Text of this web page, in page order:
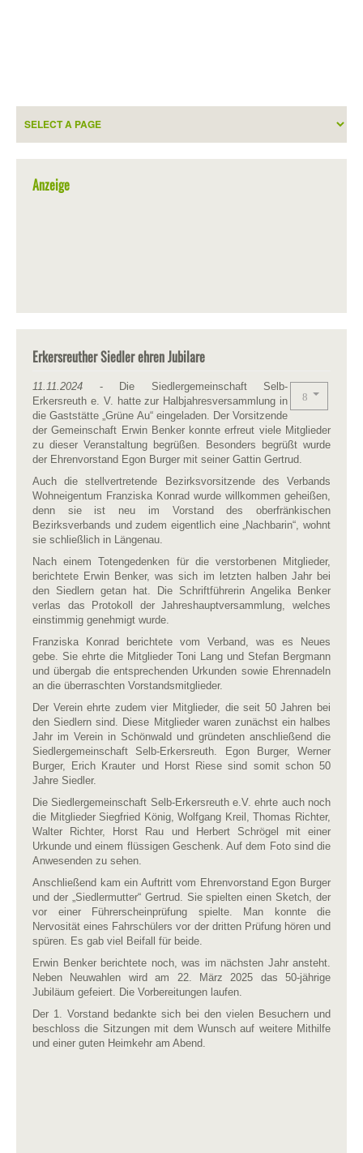
Anzeige
Erkersreuther Siedler ehren Jubilare
11.11.2024 - Die Siedlergemeinschaft Selb-
Erkersreuth e. V. hatte zur Halbjahresversammlung in
die Gaststätte „Grüne Au“ eingeladen. Der Vorsitzende
der Gemeinschaft Erwin Benker konnte erfreut viele Mitglieder
zu dieser Veranstaltung begrüßen. Besonders begrüßt wurde
der Ehrenvorstand Egon Burger mit seiner Gattin Gertrud.
Auch die stellvertretende Bezirksvorsitzende des Verbands
Wohneigentum Franziska Konrad wurde willkommen geheißen,
denn sie ist neu im Vorstand des oberfränkischen
Bezirksverbands und zudem eigentlich eine „Nachbarin“, wohnt
sie schließlich in Längenau.
Nach einem Totengedenken für die verstorbenen Mitglieder,
berichtete Erwin Benker, was sich im letzten halben Jahr bei
den Siedlern getan hat. Die Schriftführerin Angelika Benker
verlas das Protokoll der Jahreshauptversammlung, welches
einstimmig genehmigt wurde.
Franziska Konrad berichtete vom Verband, was es Neues
gebe. Sie ehrte die Mitglieder Toni Lang und Stefan Bergmann
und übergab die entsprechenden Urkunden sowie Ehrennadeln
an die überraschten Vorstandsmitglieder.
Der Verein ehrte zudem vier Mitglieder, die seit 50 Jahren bei
den Siedlern sind. Diese Mitglieder waren zunächst ein halbes
Jahr im Verein in Schönwald und gründeten anschließend die
Siedlergemeinschaft Selb-Erkersreuth. Egon Burger, Werner
Burger, Erich Krauter und Horst Riese sind somit schon 50
Jahre Siedler.
Die Siedlergemeinschaft Selb-Erkersreuth e.V. ehrte auch noch
die Mitglieder Siegfried König, Wolfgang Kreil, Thomas Richter,
Walter Richter, Horst Rau und Herbert Schrögel mit einer
Urkunde und einem flüssigen Geschenk. Auf dem Foto sind die
Anwesenden zu sehen.
Anschließend kam ein Auftritt vom Ehrenvorstand Egon Burger
und der „Siedlermutter“ Gertrud. Sie spielten einen Sketch, der
vor einer Führerscheinprüfung spielte. Man konnte die
Nervosität eines Fahrschülers vor der dritten Prüfung hören und
spüren. Es gab viel Beifall für beide.
Erwin Benker berichtete noch, was im nächsten Jahr ansteht.
Neben Neuwahlen wird am 22. März 2025 das 50-jährige
Jubiläum gefeiert. Die Vorbereitungen laufen.
Der 1. Vorstand bedankte sich bei den vielen Besuchern und
beschloss die Sitzungen mit dem Wunsch auf weitere Mithilfe
und einer guten Heimkehr am Abend.